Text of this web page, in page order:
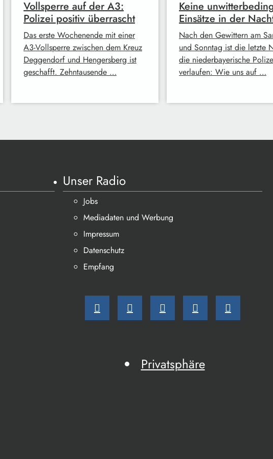
Vollsperre auf der A3:
Polizei positiv überrascht
Das erste Wochenende mit einer
A3-Vollsperre zwischen dem Kreuz
Deggendorf und Hengersberg ist
geschafft. Zehntausende …
Keine
Einsätze in der
Nach den Gewittern am
und Sonntag ist die letzte
die niederbayerische
verlaufen: Wie uns auf …
Unser Radio
Jobs
Mediadaten und Werbung
Impressum
Datenschutz
Empfang
Privatsphäre